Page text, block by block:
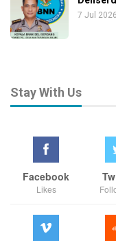
7 Jul 2026
Stay With Us
Facebook
Likes